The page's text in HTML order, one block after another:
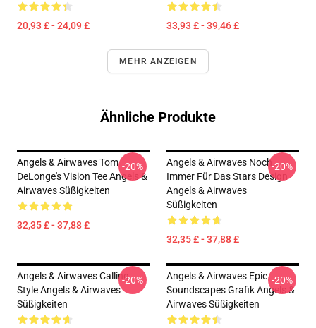
20,93 £ - 24,09 £ 33,93 £ - 39,46 £
MEHR ANZEIGEN
Ähnliche Produkte
Angels & Airwaves Tom
DeLonge's Vision Tee Angels &
Airwaves Süßigkeiten
32,35 £ - 37,88 £
-20%
Angels & Airwaves Noch
Immer Für Das Stars Design
Angels & Airwaves
Süßigkeiten
32,35 £ - 37,88 £
-20%
Angels & Airwaves Calling
Style Angels & Airwaves
Süßigkeiten
-20%
Angels & Airwaves Epic
Soundscapes Grafik Angels &
Airwaves Süßigkeiten
-20%